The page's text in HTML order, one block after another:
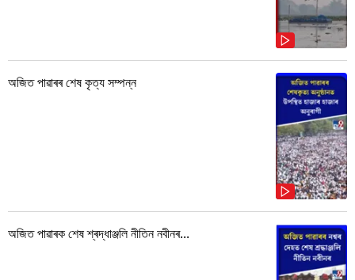
অজিত পাৱাৰৰ শেষ কৃত্য সম্পন্ন
অজিত পাৱাৰক শেষ শ্ৰদ্ধাঞ্জলি নীতিন নবীনৰ...